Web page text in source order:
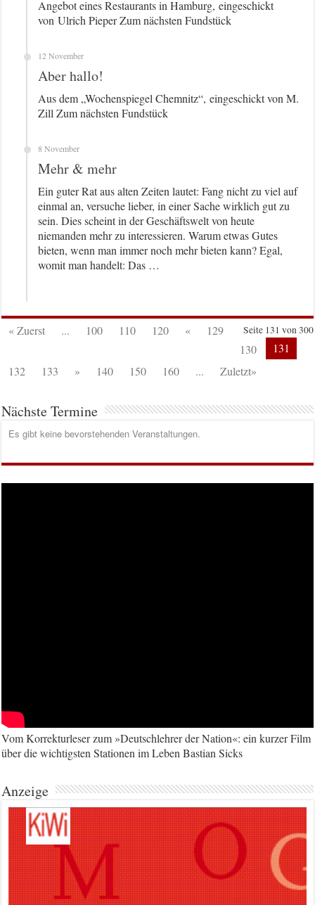
Angebot eines Restaurants in Hamburg, eingeschickt
von Ulrich Pieper Zum nächsten Fundstück
12 November
Aber hallo!
Aus dem „Wochenspiegel Chemnitz“, eingeschickt von M.
Zill Zum nächsten Fundstück
8 November
Mehr & mehr
Ein guter Rat aus alten Zeiten lautet: Fang nicht zu viel auf
einmal an, versuche lieber, in einer Sache wirklich gut zu
sein. Dies scheint in der Geschäftswelt von heute
niemanden mehr zu interessieren. Warum etwas Gutes
bieten, wenn man immer noch mehr bieten kann? Egal,
womit man handelt: Das …
Seite 131 von 300
« Zuerst ... 100 110 120 «
129
130
131
132
133 » 140 150 160 ... Zuletzt»
Nächste Termine
Es gibt keine bevorstehenden Veranstaltungen.
Vom Korrekturleser zum »Deutschlehrer der Nation«: ein kurzer Film
über die wichtigsten Stationen im Leben Bastian Sicks
Anzeige